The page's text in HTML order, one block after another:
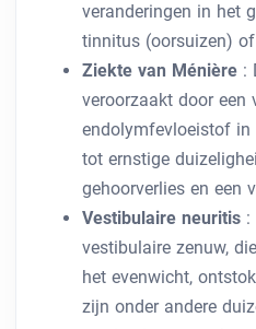
veranderingen in het
tinnitus (oorsuizen)
Ziekte van Ménière :
veroorzaakt door een
endolymfevloeistof in
tot ernstige
gehoorverlies en een
Vestibulaire neuritis :
vestibulaire zenuw,
het evenwicht,
zijn onder andere